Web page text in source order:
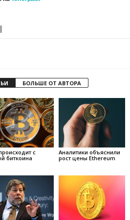
БОЛЬШЕ ОТ АВТОРА
с
биткоина
Аналитики объяснили
рост цены Ethereum